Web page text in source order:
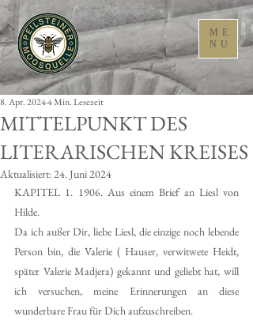
ME
NU
MITTELPUNKT DES
LITERARISCHEN KREISES
8. Apr. 20244 Min. Lesezeit
Aktualisiert:24. Juni 2024
KAPITEL 1. 1906. Aus einem Brief an Liesl von
Hilde.
Da ich außer Dir, liebe Liesl, die einzige noch lebende
Person bin, die Valerie ( Hauser, verwitwete Heidt,
später Valerie Madjera) gekannt und geliebt hat, will
ich versuchen, meine Erinnerungen an diese
wunderbare Frau für Dich aufzuschreiben.